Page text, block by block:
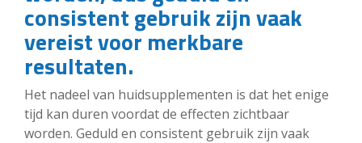
consistent gebruik zijn vaak
vereist voor merkbare
resultaten.
Het nadeel van huidsupplementen is dat het enige
tijd kan duren voordat de effecten zichtbaar
worden. Geduld en consistent gebruik zijn vaak